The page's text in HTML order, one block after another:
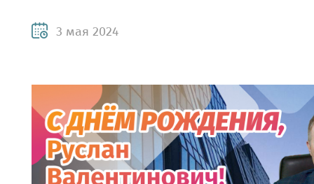
3 мая 2024